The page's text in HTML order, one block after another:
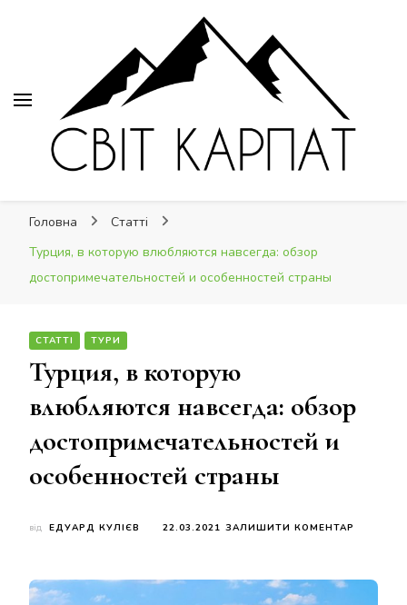
Світ Карпат
Головна
Статті
Турция, в которую влюбляются навсегда: обзор
достопримечательностей и особенностей страны
СТАТТІ ТУРИ
Турция, в которую
влюбляются навсегда: обзор
достопримечательностей и
особенностей страны
від ЕДУАРД КУЛІЄВ 22.03.2021 ЗАЛИШИТИ КОМЕНТАР